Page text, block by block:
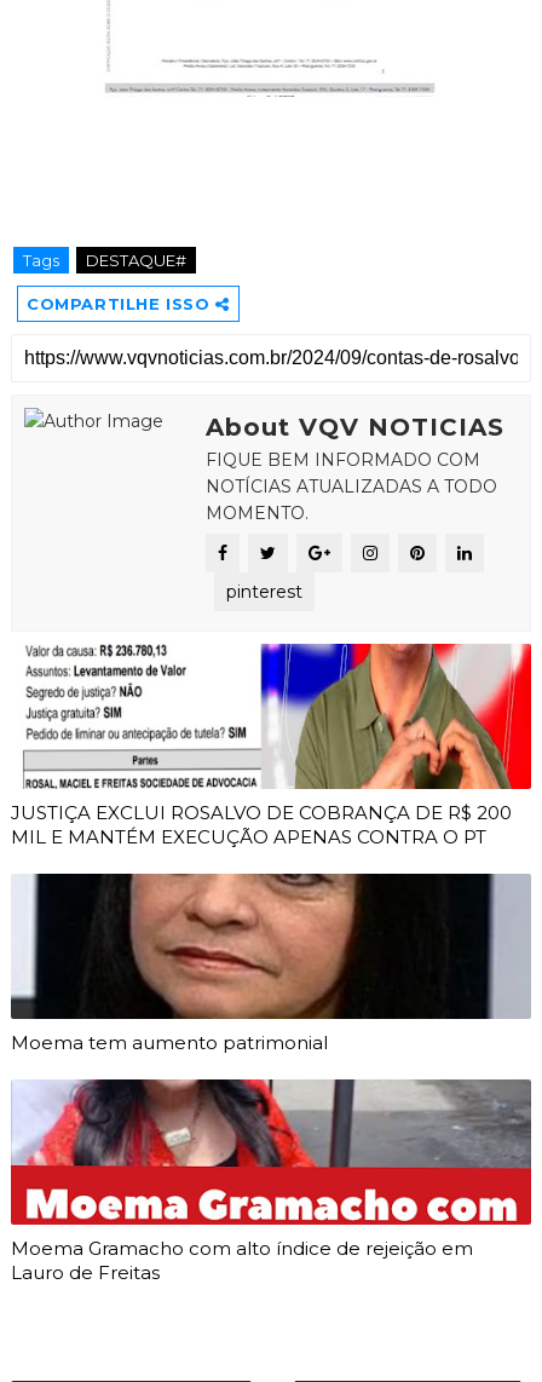
Tags DESTAQUE#
COMPARTILHE ISSO
About VQV NOTICIAS
FIQUE BEM INFORMADO COM
NOTÍCIAS ATUALIZADAS A TODO
MOMENTO.
pinterest
JUSTIÇA EXCLUI ROSALVO DE COBRANÇA DE R$ 200
MIL E MANTÉM EXECUÇÃO APENAS CONTRA O PT
Moema tem aumento patrimonial
Moema Gramacho com alto índice de rejeição em
Lauro de Freitas